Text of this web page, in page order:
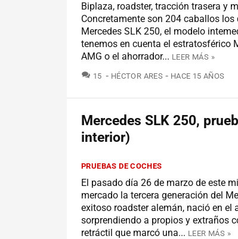
Biplaza, roadster, tracción trasera y
Concretamente son 204 caballos los
Mercedes SLK 250, el modelo
tenemos en cuenta el estratosférico
AMG o el ahorrador... LEER MÁS »
15 COMENTARIOS
HÉCTOR ARES HACE 15 AÑOS
Mercedes SLK 250,
interior)
PRUEBAS DE COCHES
El pasado día 26 de marzo de este
mercado la tercera generación del
exitoso roadster alemán, nació en el
sorprendiendo a propios y extraños
retráctil que marcó una... LEER MÁS »